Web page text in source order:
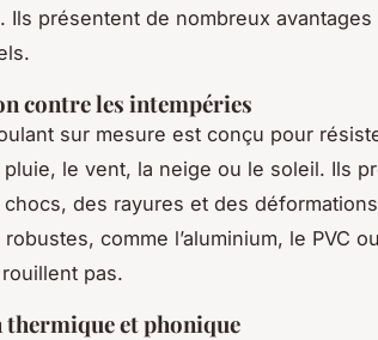
Ils présentent de nombreux
contre les intempéries
sur mesure est conçu pour
pluie, le vent, la neige ou le soleil. Ils
des rayures et des
robustes, comme l’aluminium, le PVC
pas.
et phonique